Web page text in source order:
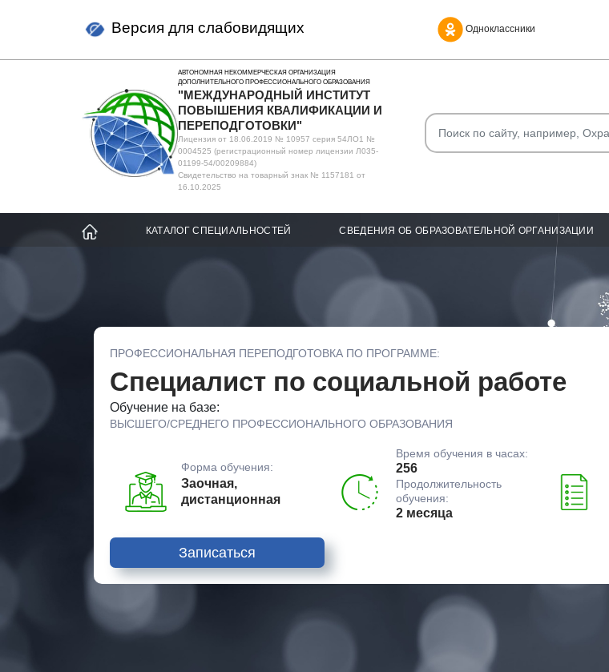
Версия для слабовидящих Одноклассники
АВТОНОМНАЯ НЕКОММЕРЧЕСКАЯ ОРГАНИЗАЦИЯ
ДОПОЛНИТЕЛЬНОГО ПРОФЕССИОНАЛЬНОГО ОБРАЗОВАНИЯ
"МЕЖДУНАРОДНЫЙ ИНСТИТУТ
ПОВЫШЕНИЯ КВАЛИФИКАЦИИ И
ПЕРЕПОДГОТОВКИ"
Лицензия от 18.06.2019 № 10957 серия 54ЛО1 №
0004525 (регистрационный номер лицензии Л035-
01199-54/00209884)
Свидетельство на товарный знак № 1157181 от
16.10.2025
КАТАЛОГ СПЕЦИАЛЬНОСТЕЙ СВЕДЕНИЯ ОБ ОБРАЗОВАТЕЛЬНОЙ ОРГАНИЗАЦИИ
ПРОФЕССИОНАЛЬНАЯ ПЕРЕПОДГОТОВКА ПО ПРОГРАММЕ:
Специалист по социальной работе
Обучение на базе:
ВЫСШЕГО/СРЕДНЕГО ПРОФЕССИОНАЛЬНОГО ОБРАЗОВАНИЯ
Форма обучения:
Заочная,
дистанционная
Время обучения в часах:
256
Продолжительность
обучения:
2 месяца
Записаться